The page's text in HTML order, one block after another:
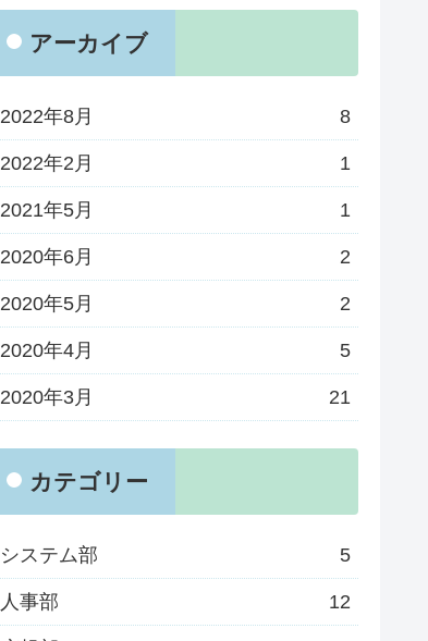
アーカイブ
2022年8月 8
2022年2月 1
2021年5月 1
2020年6月 2
2020年5月 2
2020年4月 5
2020年3月 21
カテゴリー
システム部 5
人事部 12